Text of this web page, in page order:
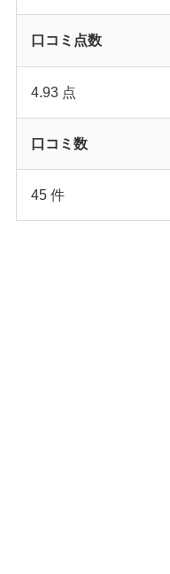
口コミ点数
4.93 点
口コミ数
45 件